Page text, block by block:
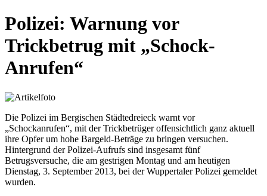
Polizei: Warnung vor
Trickbetrug mit „Schock-
Anrufen“
Die Polizei im Bergischen Städtedreieck warnt vor
„Schockanrufen“, mit der Trickbetrüger offensichtlich ganz aktuell
ihre Opfer um hohe Bargeld-Beträge zu bringen versuchen.
Hintergrund der Polizei-Aufrufs sind insgesamt fünf
Betrugsversuche, die am gestrigen Montag und am heutigen
Dienstag, 3. September 2013, bei der Wuppertaler Polizei gemeldet
wurden.